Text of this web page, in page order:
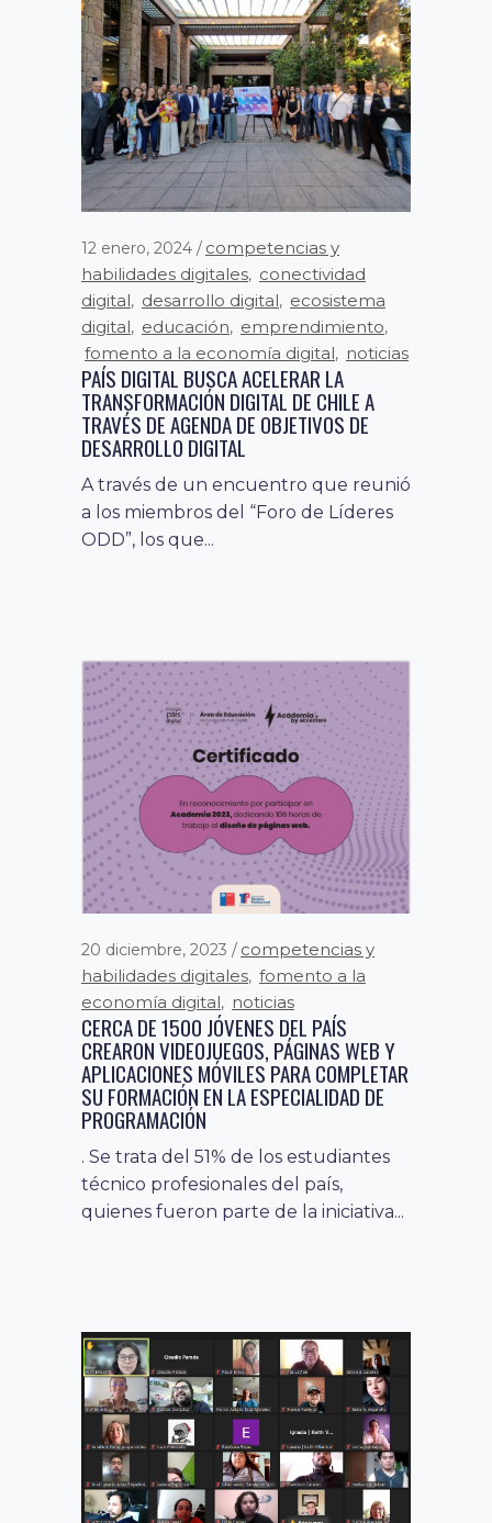
12 enero, 2024
competencias y
habilidades digitales, conectividad
digital, desarrollo digital, ecosistema
digital, educación, emprendimiento,
fomento a la economía digital, noticias
PAÍS DIGITAL BUSCA ACELERAR LA
TRANSFORMACIÓN DIGITAL DE CHILE A
TRAVÉS DE AGENDA DE OBJETIVOS DE
DESARROLLO DIGITAL
A través de un encuentro que reunió
a los miembros del “Foro de Líderes
ODD”, los que...
20 diciembre, 2023
competencias y
habilidades digitales, fomento a la
economía digital, noticias
CERCA DE 1500 JÓVENES DEL PAÍS
CREARON VIDEOJUEGOS, PÁGINAS WEB Y
APLICACIONES MÓVILES PARA COMPLETAR
SU FORMACIÓN EN LA ESPECIALIDAD DE
PROGRAMACIÓN
. Se trata del 51% de los estudiantes
técnico profesionales del país,
quienes fueron parte de la iniciativa...